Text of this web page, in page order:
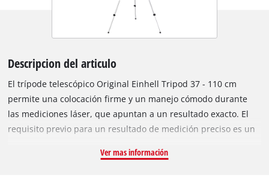
Descripcion del articulo
El trípode telescópico Original Einhell Tripod 37 - 110 cm
permite una colocación firme y un manejo cómodo durante
las mediciones láser, que apuntan a un resultado exacto. El
requisito previo para un resultado de medición preciso es un
láser. El trípode telescópico Tripod 37 - 110 cm de Einhell es
Ver mas información